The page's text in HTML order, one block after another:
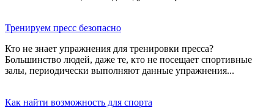
Тренируем пресс безопасно
Кто не знает упражнения для тренировки пресса?
Большинство людей, даже те, кто не посещает спортивные
залы, периодически выполняют данные упражнения...
Как найти возможность для спорта